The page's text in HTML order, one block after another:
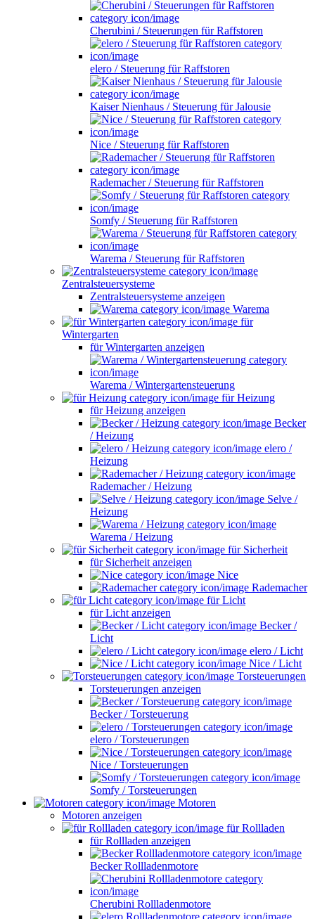
Cherubini / Steuerungen für Raffstoren
elero / Steuerung für Raffstoren
Kaiser Nienhaus / Steuerung für Jalousie
Nice / Steuerung für Raffstoren
Rademacher / Steuerung für Raffstoren
Somfy / Steuerung für Raffstoren
Warema / Steuerung für Raffstoren
Zentralsteuersysteme
Zentralsteuersysteme anzeigen
Warema
für
Wintergarten
für Wintergarten anzeigen
Warema / Wintergartensteuerung
für Heizung
für Heizung anzeigen
Becker
/ Heizung
elero /
Heizung
Rademacher / Heizung
Selve /
Heizung
Warema / Heizung
für Sicherheit
für Sicherheit anzeigen
Nice
Rademacher
für Licht
für Licht anzeigen
Becker /
Licht
elero / Licht
Nice / Licht
Torsteuerungen
Torsteuerungen anzeigen
Becker / Torsteuerung
elero / Torsteuerungen
Nice / Torsteuerungen
Somfy / Torsteuerungen
Motoren
Motoren anzeigen
für Rollladen
für Rollladen anzeigen
Becker Rollladenmotore
Cherubini Rollladenmotore